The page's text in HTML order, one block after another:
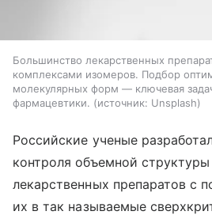
Большинство лекарственных
комплексами изомеров. Подбор
молекулярных форм — ключевая
фармацевтики.
источник: Unsplash
Российские ученые
контроля объемной
лекарственных препаратов с
их в так называемые